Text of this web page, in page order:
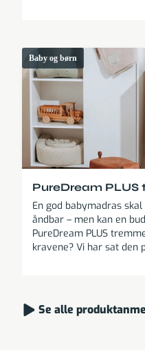
PureDream
En god babymadras
åndbar – men kan en
PureDream PLUS
kravene? Vi har sat den
Baby og børn
Se alle